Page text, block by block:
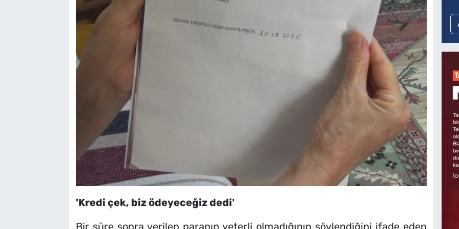
'Kredi çek, biz ödeyeceğiz dedi'
Bir süre sonra verilen paranın yeterli olmadığının söylendiğini ifade eden